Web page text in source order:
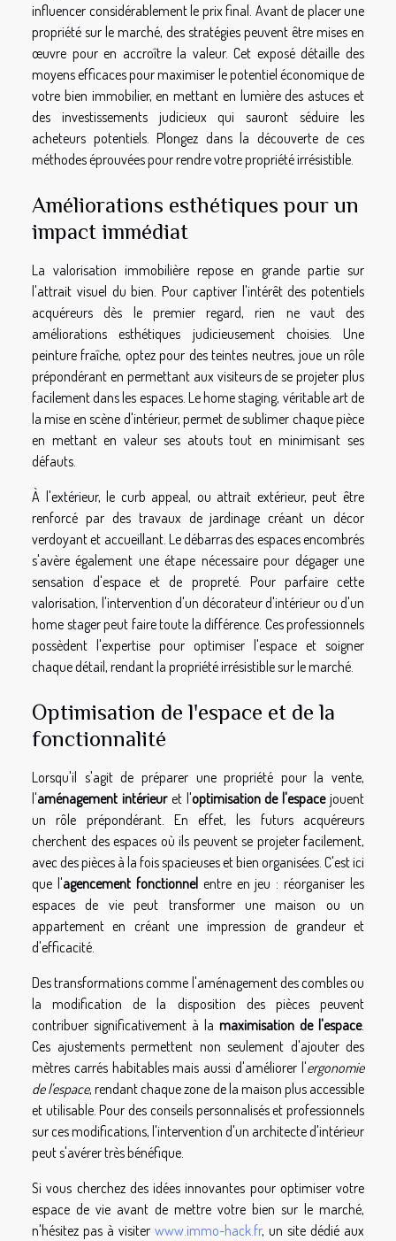
influencer considérablement le prix final. Avant de placer une
propriété sur le marché, des stratégies peuvent être mises en
œuvre pour en accroître la valeur. Cet exposé détaille des
moyens efficaces pour maximiser le potentiel économique de
votre bien immobilier, en mettant en lumière des astuces et
des investissements judicieux qui sauront séduire les
acheteurs potentiels. Plongez dans la découverte de ces
méthodes éprouvées pour rendre votre propriété irrésistible.
Améliorations esthétiques pour un
impact immédiat
La valorisation immobilière repose en grande partie sur
l'attrait visuel du bien. Pour captiver l'intérêt des potentiels
acquéreurs dès le premier regard, rien ne vaut des
améliorations esthétiques judicieusement choisies. Une
peinture fraîche, optez pour des teintes neutres, joue un rôle
prépondérant en permettant aux visiteurs de se projeter plus
facilement dans les espaces. Le home staging, véritable art de
la mise en scène d'intérieur, permet de sublimer chaque pièce
en mettant en valeur ses atouts tout en minimisant ses
défauts.
À l'extérieur, le curb appeal, ou attrait extérieur, peut être
renforcé par des travaux de jardinage créant un décor
verdoyant et accueillant. Le débarras des espaces encombrés
s'avère également une étape nécessaire pour dégager une
sensation d'espace et de propreté. Pour parfaire cette
valorisation, l'intervention d'un décorateur d'intérieur ou d'un
home stager peut faire toute la différence. Ces professionnels
possèdent l'expertise pour optimiser l'espace et soigner
chaque détail, rendant la propriété irrésistible sur le marché.
Optimisation de l'espace et de la
fonctionnalité
Lorsqu'il s'agit de préparer une propriété pour la vente,
l'aménagement intérieuret l'optimisation de l'espacejouent
un rôle prépondérant. En effet, les futurs acquéreurs
cherchent des espaces où ils peuvent se projeter facilement,
avec des pièces à la fois spacieuses et bien organisées. C'est ici
que l'agencement fonctionnelentre en jeu : réorganiser les
espaces de vie peut transformer une maison ou un
appartement en créant une impression de grandeur et
d'efficacité.
Des transformations comme l'aménagement des combles ou
la modification de la disposition des pièces peuvent
contribuer significativement à la maximisation de l'espace.
Ces ajustements permettent non seulement d'ajouter des
mètres carrés habitables mais aussi d'améliorer l'ergonomie
de l'espace, rendant chaque zone de la maison plus accessible
et utilisable. Pour des conseils personnalisés et professionnels
sur ces modifications, l'intervention d'un architecte d'intérieur
peut s'avérer très bénéfique.
Si vous cherchez des idées innovantes pour optimiser votre
espace de vie avant de mettre votre bien sur le marché,
n'hésitez pas à visiter www.immo-hack.fr, un site dédié aux